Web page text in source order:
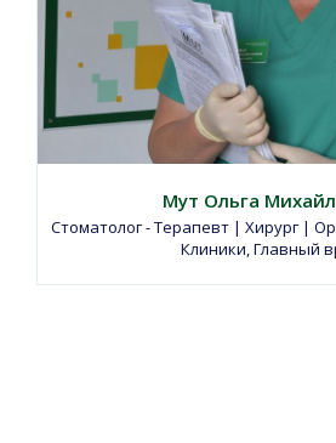
Мут Ольга
Стоматолог - Терапевт | Хирург |
Клиники, Главный